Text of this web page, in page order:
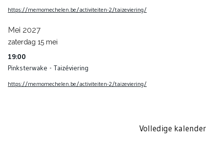
https://memomechelen.be/activiteiten-2/taizeviering/
Mei 2027
zaterdag 15 mei
19:00
Pinksterwake - Taizéviering
https://memomechelen.be/activiteiten-2/taizeviering/
Volledige kalender